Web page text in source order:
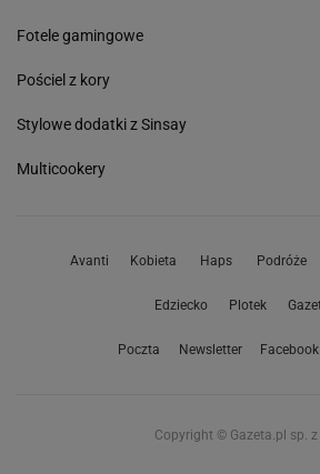
Fotele gamingowe
Pościel z kory
Stylowe dodatki z Sinsay
Multicookery
Avanti Kobieta Haps Podróże
Edziecko Plotek
Poczta Newsletter Facebook
Copyright © Gazeta.pl sp. z